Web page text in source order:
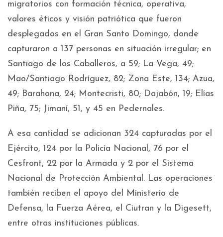
migratorios con formación técnica, operativa,
valores éticos y visión patriótica que fueron
desplegados en el Gran Santo Domingo, donde
capturaron a 137 personas en situación irregular; en
Santiago de los Caballeros, a 59; La Vega, 49;
Mao/Santiago Rodríguez, 82; Zona Este, 134; Azua,
49; Barahona, 24; Montecristi, 80; Dajabón, 19; Elías
Piña, 75; Jimaní, 51, y 45 en Pedernales.
A esa cantidad se adicionan 324 capturadas por el
Ejército, 124 por la Policía Nacional, 76 por el
Cesfront, 22 por la Armada y 2 por el Sistema
Nacional de Protección Ambiental. Las operaciones
también reciben el apoyo del Ministerio de
Defensa, la Fuerza Aérea, el Ciutran y la Digesett,
entre otras instituciones públicas.